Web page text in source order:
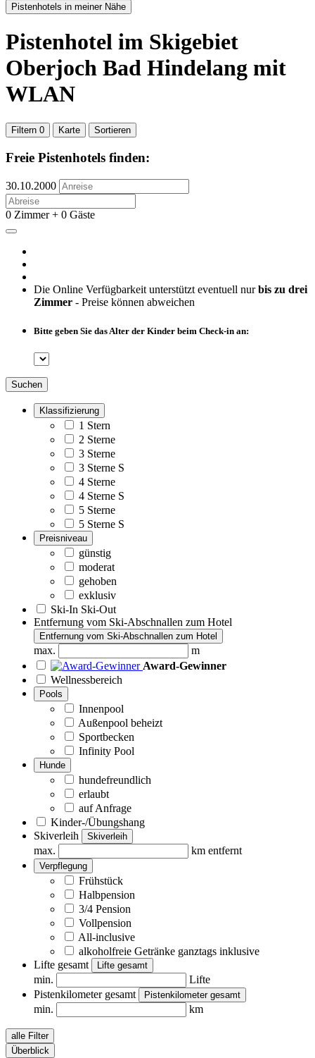
Pistenhotels in meiner Nähe
Pistenhotel im Skigebiet
Oberjoch Bad Hindelang mit
WLAN
Filtern 0 Karte Sortieren
Freie Pistenhotels finden:
30.10.2000
0 Zimmer + 0 Gäste
Die Online Verfügbarkeit unterstützt eventuell nurbis zu drei
Zimmer - Preise können abweichen
Bitte geben Sie das Alter der Kinder beim Check-in an:
Suchen
Klassifizierung
1 Stern
2 Sterne
3 Sterne
3 Sterne S
4 Sterne
4 Sterne S
5 Sterne
5 Sterne S
Preisniveau
günstig
moderat
gehoben
exklusiv
Ski-In Ski-Out
Entfernung vom Ski-Abschnallen zum Hotel
Entfernung vom Ski-Abschnallen zum Hotel
max.
m
Award-Gewinner
Wellnessbereich
Pools
Innenpool
Außenpool beheizt
Sportbecken
Infinity Pool
Hunde
hundefreundlich
erlaubt
auf Anfrage
Kinder-/Übungshang
Skiverleih
Skiverleih
max. km entfernt
Verpflegung
Frühstück
Halbpension
3/4 Pension
Vollpension
All-inclusive
alkoholfreie Getränke ganztags inklusive
Lifte gesamt
Lifte gesamt
min.
Lifte
Pistenkilometer gesamt
Pistenkilometer gesamt
min. km
alle Filter
Überblick